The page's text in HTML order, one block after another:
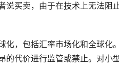
说买卖，由于在技术上无法阻
化，包括汇率市场化和全球化
代价进行监管或禁止。对小